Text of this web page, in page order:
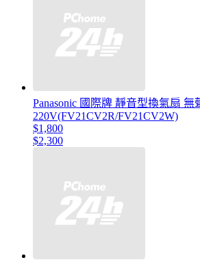
Panasonic 國際牌 靜音型換氣扇 無
220V(FV21CV2R/FV21CV2W)
$1,800
$2,300